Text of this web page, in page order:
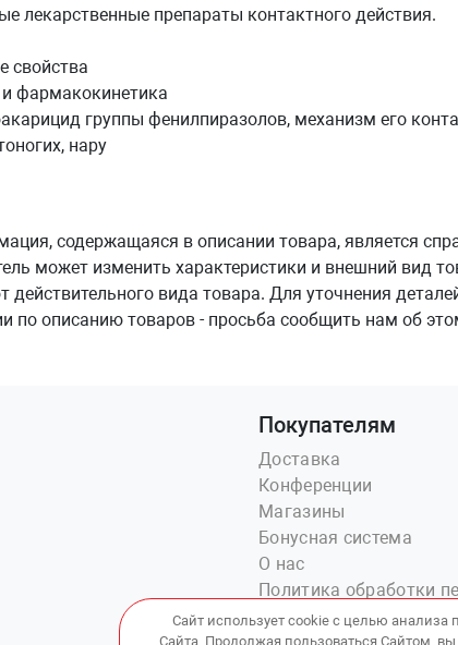
лекарственные препараты контактного действия.
свойства
фармакокинетика
группы фенилпиразолов, механизм его
нару
содержащаяся в описании товара, является
может изменить характеристики и внешний вид
действительного вида товара. Для уточнения
по описанию товаров - просьба сообщить нам об
Покупателям
Доставка
Конференции
Магазины
Бонусная система
О нас
Политика обработки
и использования
Сайт использует cookie с целью анализа
Сайта. Продолжая пользоваться Сайтом,